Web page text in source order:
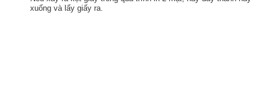
xuống và lấy giấy ra.